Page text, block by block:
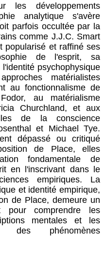
les développements
analytique s'avère
parfois occultée par la
comme J.J.C. Smart
popularisé et raffiné ses
de l'esprit, sa
psychophysique
matérialistes
au fonctionnalisme de
au matérialisme
Churchland, et aux
de la conscience
et Michael Tye.
dépassé ou critiqué
de Place, elles
fondamentale de
en l'inscrivant dans le
empiriques. La
et identité empirique,
de Place, demeure un
pour comprendre les
mentales et les
des phénomènes